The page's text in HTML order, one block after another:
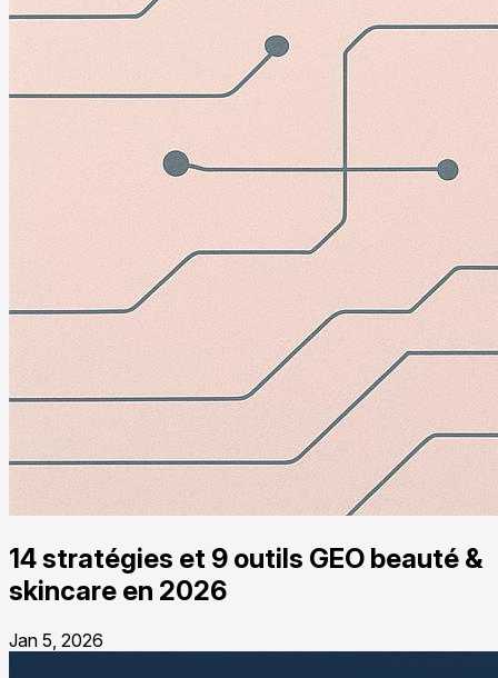
14 stratégies et 9 outils GEO beauté &
skincare en 2026
Jan 5, 2026